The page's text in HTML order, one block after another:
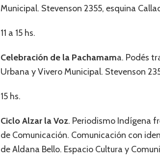
Municipal. Stevenson 2355, esquina
11 a 15 hs.
Celebración de la Pachamama. Podés
Urbana y Vivero Municipal. Stevenson
15 hs.
Ciclo Alzar la Voz. Periodismo Indígena
de Comunicación. Comunicación con
de Aldana Bello. Espacio Cultura y